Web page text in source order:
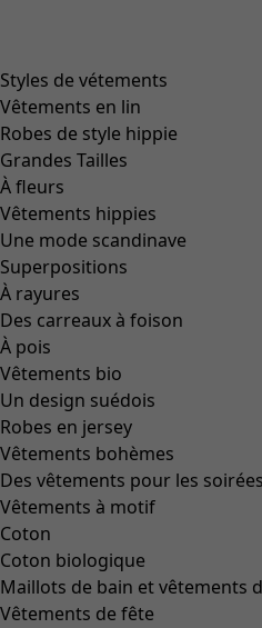
Styles de vétements
Vêtements en lin
Robes de style hippie
Grandes Tailles
À fleurs
Vêtements hippies
Une mode scandinave
Superpositions
À rayures
Des carreaux à foison
À pois
Vêtements bio
Un design suédois
Robes en jersey
Vêtements bohèmes
Des vêtements pour les
Vêtements à motif
Coton
Coton biologique
Maillots de bain et vêtements
Vêtements de fête